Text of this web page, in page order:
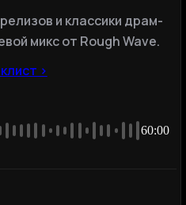
и классики драм-
микс от Rough Wave.
›
60:00